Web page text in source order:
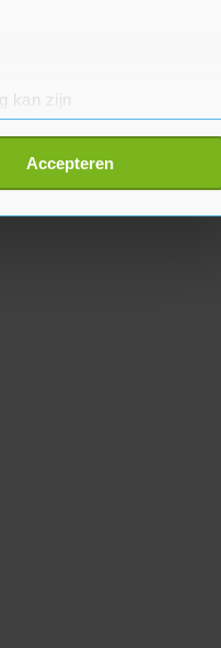
kan zijn
detailgedeelte
cookiepagina kun je
Accepteren